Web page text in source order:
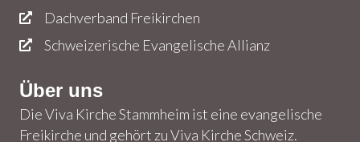
Dachverband Freikirchen
Schweizerische Evangelische Allianz
Über uns
Die Viva Kirche Stammheim ist eine evangelische
Freikirche und gehört zu Viva Kirche Schweiz.